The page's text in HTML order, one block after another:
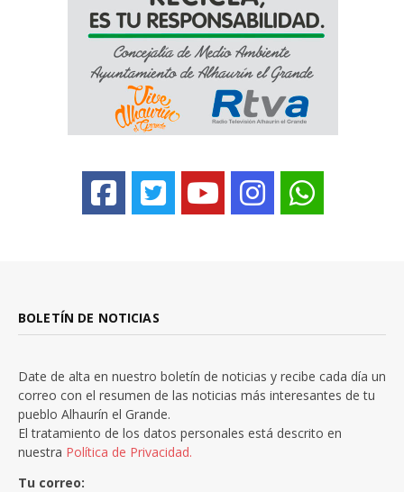
BOLETÍN DE NOTICIAS
Date de alta en nuestro boletín de noticias y recibe cada día un
correo con el resumen de las noticias más interesantes de tu
pueblo Alhaurín el Grande.
El tratamiento de los datos personales está descrito en
nuestra Política de Privacidad.
Tu correo: